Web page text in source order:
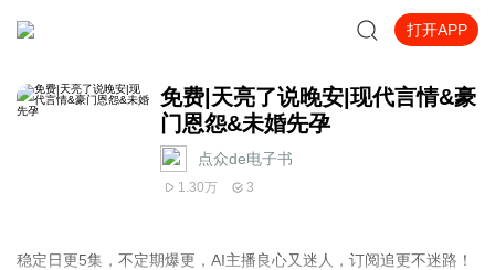
打开APP
免费|天亮了说晚安|现代言情&豪
门恩怨&未婚先孕
点众de电子书
1.30万 3
稳定日更5集，不定期爆更，AI主播良心又迷人，订阅追更不迷路！